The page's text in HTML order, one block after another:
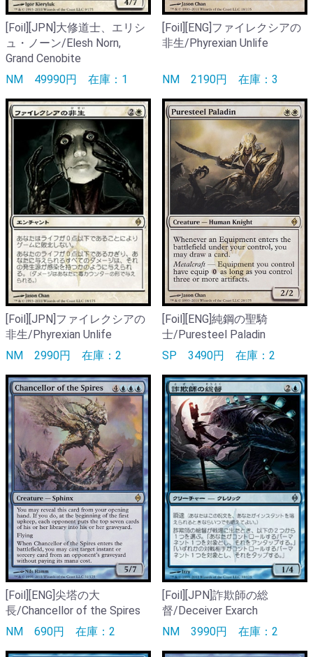
[Foil][JPN]大修道士、エリシ
ュ・ノーン/Elesh Norn,
Grand Cenobite
NM 49990円 在庫：1
[Foil][ENG]ファイレクシアの
非生/Phyrexian Unlife
NM 2190円 在庫：3
[Foil][JPN]ファイレクシアの
非生/Phyrexian Unlife
NM 2990円 在庫：2
[Foil][ENG]純鋼の聖騎
士/Puresteel Paladin
SP 3490円 在庫：2
[Foil][ENG]尖塔の大
長/Chancellor of the Spires
NM 690円 在庫：2
[Foil][JPN]詐欺師の総
督/Deceiver Exarch
NM 3990円 在庫：2